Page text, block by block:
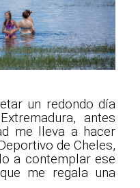
un redondo día
antes
me lleva a hacer
de Cheles,
a contemplar ese
me regala una